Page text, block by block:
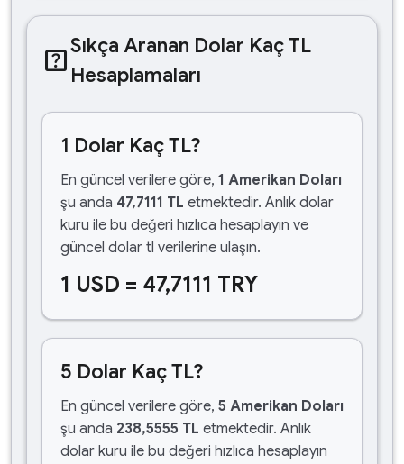
help_centerSıkça Aranan Dolar Kaç TL
Hesaplamaları
1 Dolar Kaç TL?
En güncel verilere göre, 1 Amerikan Doları
şu anda 47,7111 TL etmektedir. Anlık dolar
kuru ile bu değeri hızlıca hesaplayın ve
güncel dolar tl verilerine ulaşın.
1 USD = 47,7111 TRY
5 Dolar Kaç TL?
En güncel verilere göre, 5 Amerikan Doları
şu anda 238,5555 TL etmektedir. Anlık
dolar kuru ile bu değeri hızlıca hesaplayın